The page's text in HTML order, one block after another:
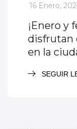
_
16 Enero,
¡Enero y
disfrutan
en la
SEGUIR